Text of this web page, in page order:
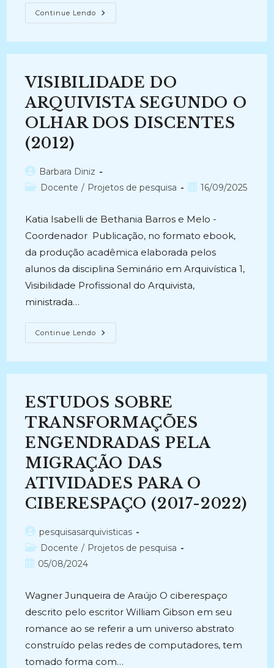
Continue Lendo CICLO
DE
Do
VISIBILIDADE DO
ARQUIVISTA SEGUNDO O
OLHAR DOS DISCENTES
(2012)
Autor
do
Barbara Diniz
Categoria
Docente / Projetos de pesquisa
Post16/09/2025
Katia Isabelli de Bethania Barros e Melo -
Coordenador Publicação, no formato ebook,
da produção acadêmica elaborada pelos
alunos da disciplina Seminário em Arquivística 1,
Visibilidade Profissional do Arquivista,
ministrada…
Continue Lendo VISIBILIDADE
DO
OLHAR
(2012)
ESTUDOS SOBRE
TRANSFORMAÇÕES
ENGENDRADAS PELA
MIGRAÇÃO DAS
ATIVIDADES PARA O
CIBERESPAÇO (2017-2022)
Autor
do
post:
pesquisasarquivisticas
Categoria
do
Docente / Projetos de pesquisa
Post05/08/2024
Wagner Junqueira de Araújo O ciberespaço
descrito pelo escritor William Gibson em seu
romance ao se referir a um universo abstrato
construído pelas redes de computadores, tem
tomado forma com…